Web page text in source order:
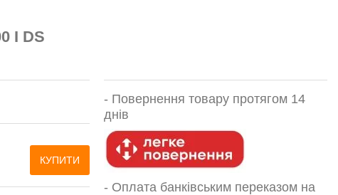
I DS
КУПИТИ
- Повернення товару протягом 14
днів
- Оплата банківським переказом на